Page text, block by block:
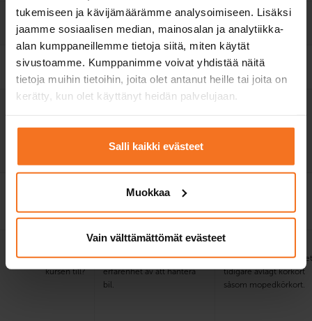
tukemiseen ja kävijämäärämme analysoimiseen. Lisäksi
jaamme sosiaalisen median, mainosalan ja analytiikka-
alan kumppaneillemme tietoja siitä, miten käytät
sivustoamme. Kumppanimme voivat yhdistää näitä
tietoja muihin tietoihin, joita olet antanut heille tai joita on
kerätty, kun olet käyttänyt heidän palvelujaan.
Salli kaikki evästeet
Muokkaa
Vain välttämättömät evästeet
Elektronisk lärmiljö
och lärobok
Övningsprogram för
Utbildningsspråk på
E-teorilektioner på
finska, engelska
myndighetsavgifter
849 €
rekommenderar vi
kursen till?
Dig som har god kunskap
om vägtrafik och tidigare
erfarenhet av att hantera
bil.
Dig som har
vägtrafikkunskap och
tidigare avlagt körkort
såsom mopedkörkort.